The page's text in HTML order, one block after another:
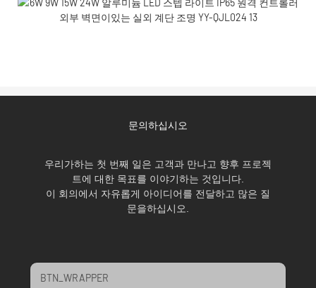
문의하십시오
우리가하는 첫 번째 일은 고객과 만나고 향후 프로젝
트에 대한 목표를 이야기하는 것입니다.
이 회의에서 자유롭게 아이디어를 전달하고 많은 질
문을하십시오.
BTN_WRAPPER